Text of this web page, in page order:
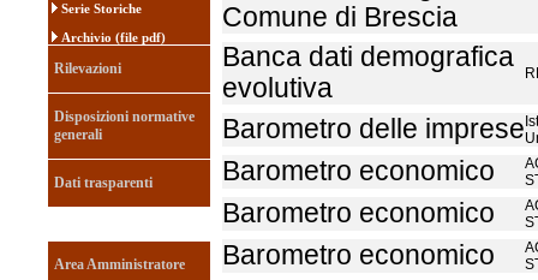
Serie Storiche
Archivio (file pdf)
Rilevazioni
Disposizioni normative
generali
Dati trasparenti
Area Amministratore
Comune di Brescia
Banca dati demografica
evolutiva
Barometro delle imprese
Barometro economico
Barometro economico
Barometro economico